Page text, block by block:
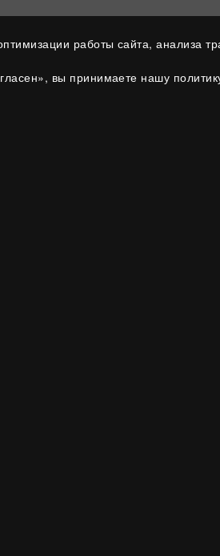
работы сайта, анализа
вы принимаете нашу